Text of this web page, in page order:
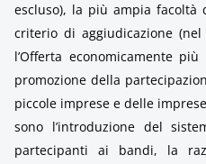
escluso), la più ampia
criterio di aggiudicazione
l’Offerta economicamente
promozione della
piccole imprese e delle
sono l’introduzione del
partecipanti ai bandi, la